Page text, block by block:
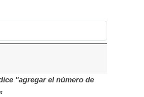
"agregar el número de